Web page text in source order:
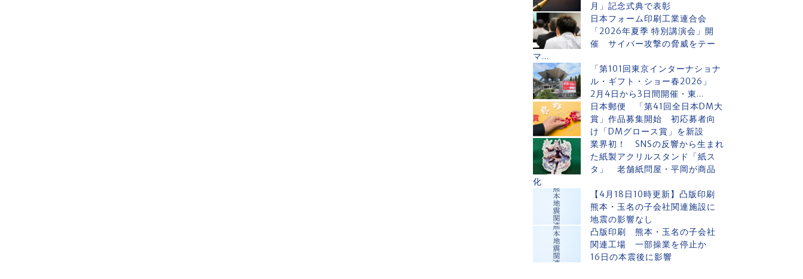
月」記念式典で表彰
日本フォーム印刷工業連合会
「2026年夏季 特別講演会」開
催 サイバー攻撃の脅威をテー
マ...
「第101回東京インターナショナ
ル・ギフト・ショー春2026」
2月4日から3日間開催・東...
日本郵便 「第41回全日本DM大
賞」作品募集開始 初応募者向
け「DMグロース賞」を新設
業界初！ SNSの反響から生まれ
た紙製アクリルスタンド「紙ス
タ」 老舗紙問屋・平岡が商品
化
【4月18日10時更新】凸版印刷
熊本・玉名の子会社関連施設に
地震の影響なし
凸版印刷 熊本・玉名の子会社
関連工場 一部操業を停止か
16日の本震後に影響